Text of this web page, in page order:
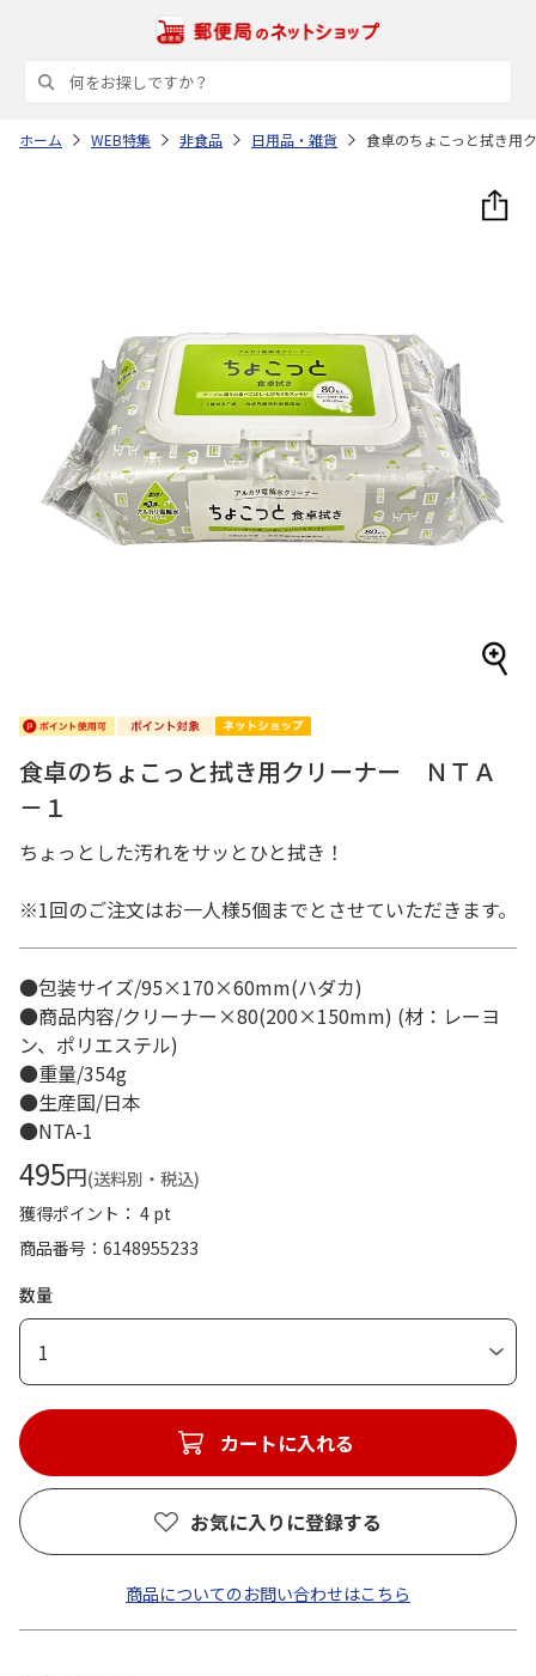
ホーム WEB特集 非食品 日用品・雑貨 食卓のちょこっと拭き用
食卓のちょこっと拭き用クリーナー ＮＴＡ
－１
ちょっとした汚れをサッとひと拭き！
※1回のご注文はお一人様5個までとさせていただきます。
●包装サイズ/95×170×60mm(ハダカ)
●商品内容/クリーナー×80(200×150mm) (材：レーヨ
ン、ポリエステル)
●重量/354g
●生産国/日本
●NTA-1
495円(送料別・税込)
獲得ポイント： 4 pt
商品番号
6148955233
数量
1
カートに入れる
お気に入りに登録する
商品についてのお問い合わせはこちら